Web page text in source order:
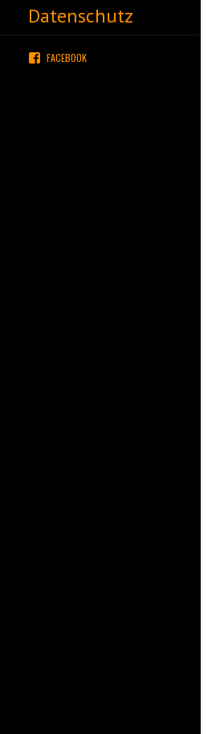
Datenschutz
FACEBOOK